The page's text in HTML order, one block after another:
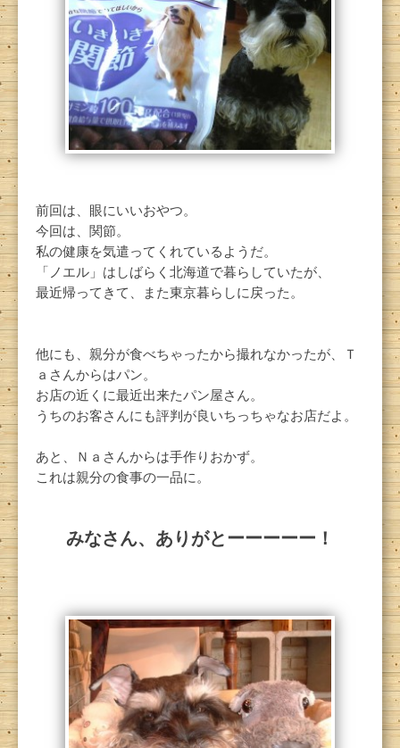
前回は、眼にいいおやつ。
今回は、関節。
私の健康を気遣ってくれているようだ。
「ノエル」はしばらく北海道で暮らしていたが、
最近帰ってきて、また東京暮らしに戻った。
他にも、親分が食べちゃったから撮れなかったが、Ｔ
ａさんからはパン。
お店の近くに最近出来たパン屋さん。
うちのお客さんにも評判が良いちっちゃなお店だよ。
あと、Ｎａさんからは手作りおかず。
これは親分の食事の一品に。
みなさん、ありがとーーーーー！